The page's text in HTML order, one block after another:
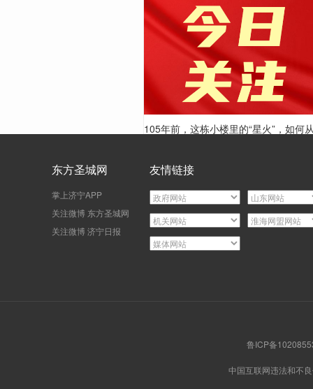
105年前，这栋小楼里的“星火”，如何
东方圣城网
掌上济宁APP
关注微博 东方圣城网
关注微博 济宁日报
友情链接
鲁ICP备
中国互联网违法和不